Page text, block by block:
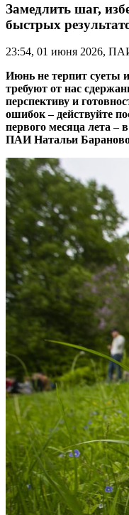
Замедлить шаг,
быстрых
23:54, 01 июня 2026,
Июнь не терпит суеты
требуют от нас
перспективу и
ошибок – действуйте
первого месяца лета –
ПАИ Натальи